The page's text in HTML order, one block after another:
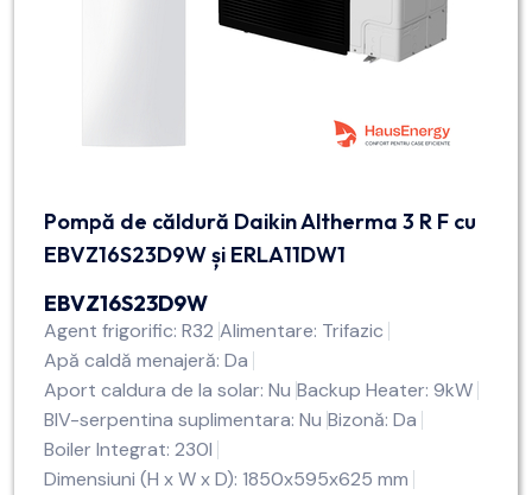
Pompă de căldură Daikin Altherma 3 R F cu
EBVZ16S23D9W și ERLA11DW1
EBVZ16S23D9W
Agent frigorific: R32 Alimentare: Trifazic
Apă caldă menajeră: Da
Aport caldura de la solar: Nu Backup Heater: 9kW
BIV-serpentina suplimentara: Nu Bizonă: Da
Boiler Integrat: 230l
Dimensiuni (H x W x D): 1850x595x625 mm